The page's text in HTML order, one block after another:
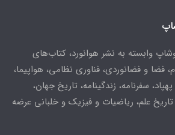
وابسته به نشر هوانورد، کتاب‌های
فضا و فضانوردی، فناوری نظامی، هواپیما،
سفرنامه، زندگینامه، تاریخ جهان،
تاریخ علم، ریاضیات و فیزیک و خلبانی عرضه